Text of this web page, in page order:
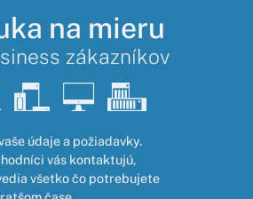
na mieru
zákazníkov
údaje a požiadavky.
vás kontaktujú,
všetko čo potrebujete